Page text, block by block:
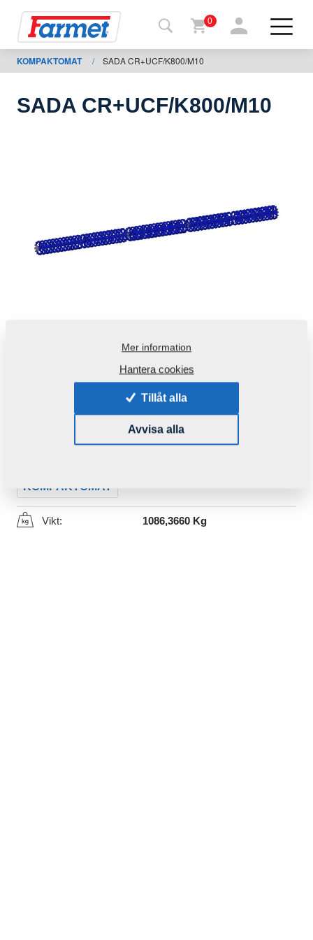
För
nedladdning
0
KOMPAKTOMAT / SADA CR+UCF/K800/M10
SADA CR+UCF/K800/M10
Produktkod: VZ00041875ND
Den här komponenten är brukbar även för följande
KOMPAKTOMAT
Vikt: 1086,3660 Kg
Mer information
Hantera cookies
Tillåt alla
Avvisa alla